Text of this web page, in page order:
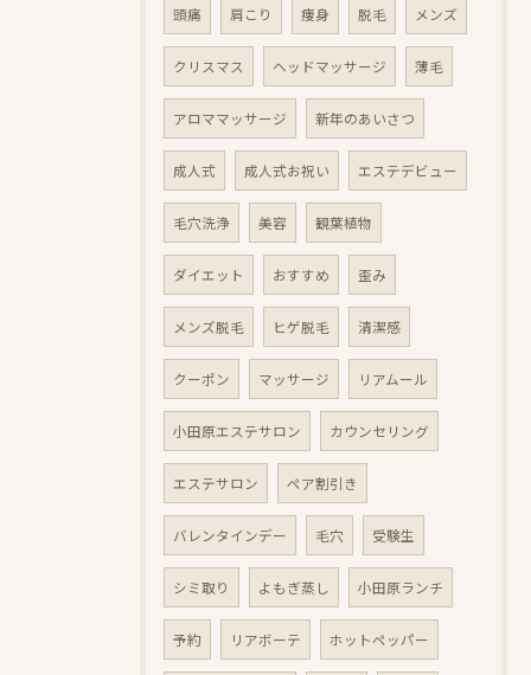
頭痛 肩こり 痩身 脱毛 メンズ
クリスマス ヘッドマッサージ 薄毛
アロママッサージ 新年のあいさつ
成人式 成人式お祝い エステデビュー
毛穴洗浄 美容 観葉植物
ダイエット おすすめ 歪み
メンズ脱毛 ヒゲ脱毛 清潔感
クーポン マッサージ リアムール
小田原エステサロン カウンセリング
エステサロン ペア割引き
バレンタインデー 毛穴 受験生
シミ取り よもぎ蒸し 小田原ランチ
予約 リアボーテ ホットペッパー